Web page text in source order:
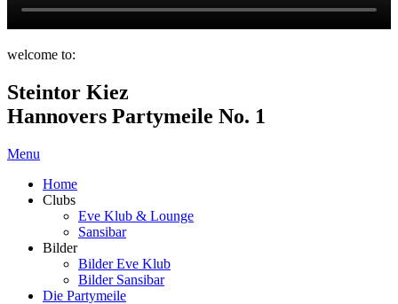
welcome to:
Steintor Kiez
Hannovers Partymeile No. 1
Menu
Home
Clubs
Eve Klub & Lounge
Sansibar
Bilder
Bilder Eve Klub
Bilder Sansibar
Die Partymeile